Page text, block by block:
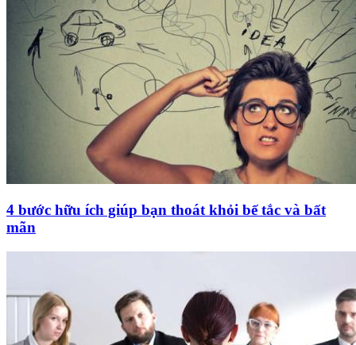
4 bước hữu ích giúp bạn thoát khỏi bế tắc và bất
mãn